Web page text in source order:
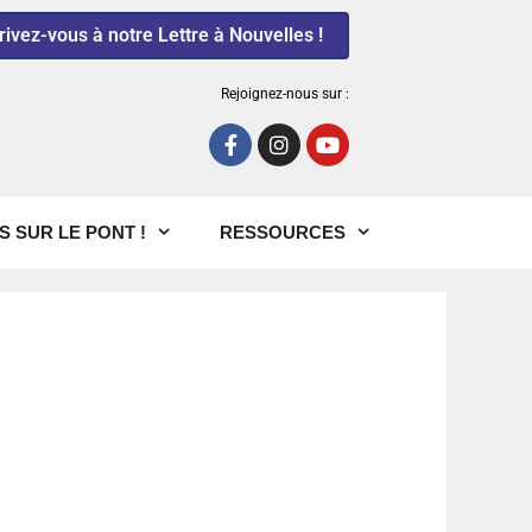
vous à notre Lettre à Nouvelles !
Rejoignez-nous sur :
SUR LE PONT ! RESSOURCES